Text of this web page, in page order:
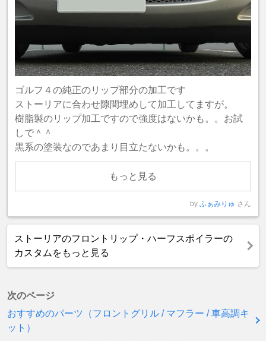
ゴルフ４の純正のリップ部分の加工です
ストーリアに合わせ隙間埋めして加工してますが。
樹脂製のリップ加工ですので強度はないかも。。お試
しで＾＾
黒系の塗装なのであまり目立たないかも。。。
もっと見る
by ふぁみりゅ さん
ストーリアのフロントリップ・ハーフスポイラーの
カスタムをもっと見る
次のページ
おすすめのパーツ（フロントグリル / マフラー / 車高調キ
ット）